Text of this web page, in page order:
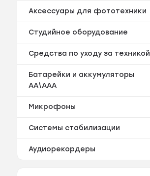
Аксессуары для фототехники
Студийное оборудование
Средства по уходу за техникой
Батарейки и аккумуляторы
АА\ААА
Микрофоны
Системы стабилизации
Аудиорекордеры